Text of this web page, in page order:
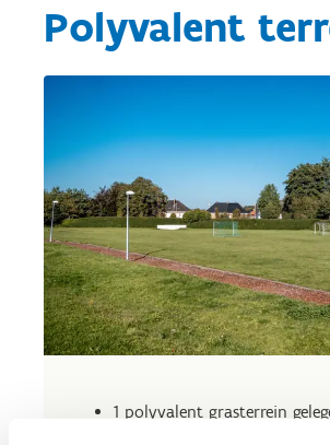
Polyvalent
1 polyvalent grasterrein